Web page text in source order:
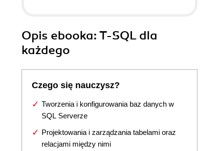
Opis ebooka: T-SQL dla
każdego
Czego się nauczysz?
Tworzenia i konfigurowania baz danych w
SQL Serverze
Projektowania i zarządzania tabelami oraz
relacjami między nimi